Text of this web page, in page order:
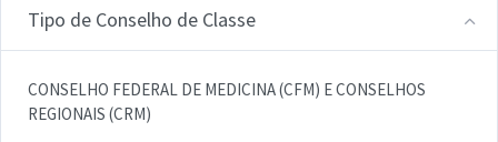
Tipo de Conselho de Classe
CONSELHO FEDERAL DE MEDICINA (CFM) E CONSELHOS
REGIONAIS (CRM)